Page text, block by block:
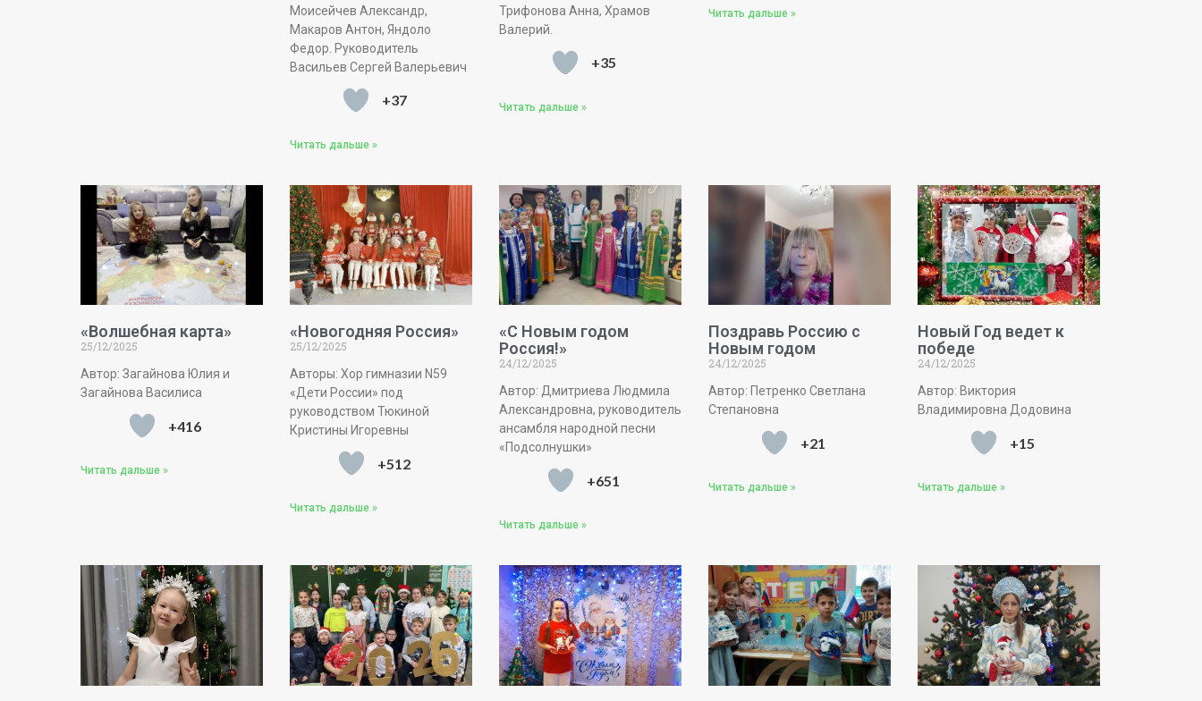
Моисейчев Александр,
Макаров Антон, Яндоло
Федор. Руководитель
Васильев Сергей Валерьевич
+37
Читать дальше »
Трифонова Анна, Храмов
Валерий.
+35
Читать дальше »
Читать дальше »
«Волшебная карта»
25/12/2025
Автор: Загайнова Юлия и
Загайнова Василиса
+416
Читать дальше »
«Новогодняя Россия»
25/12/2025
Авторы: Хор гимназии N59
«Дети России» под
руководством Тюкиной
Кристины Игоревны
+512
Читать дальше »
«С Новым годом
Россия!»
24/12/2025
Автор: Дмитриева Людмила
Александровна, руководитель
ансамбля народной песни
«Подсолнушки»
+651
Читать дальше »
Поздравь Россию с
Новым годом
24/12/2025
Автор: Петренко Светлана
Степановна
+21
Читать дальше »
Новый Год ведет к
победе
24/12/2025
Автор: Виктория
Владимировна Додовина
+15
Читать дальше »